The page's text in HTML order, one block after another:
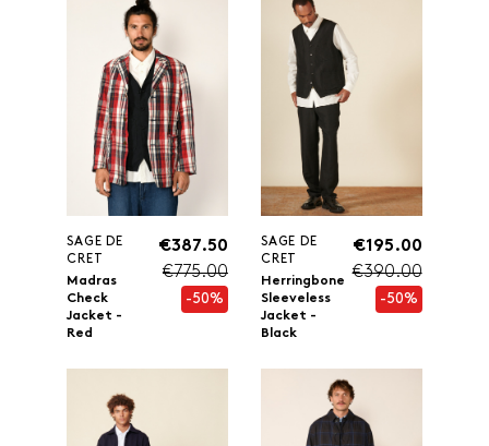
SAGE DE
CRET
Madras
Check
Jacket -
Red
€387.50
€775.00
-50%
SAGE DE
CRET
Herringbone
Sleeveless
Jacket -
Black
€195.00
€390.00
-50%